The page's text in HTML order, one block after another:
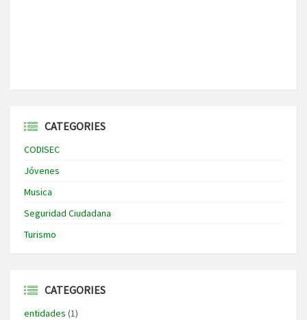
CATEGORIES
CODISEC
Jóvenes
Musica
Seguridad Ciudadana
Turismo
CATEGORIES
entidades (1)